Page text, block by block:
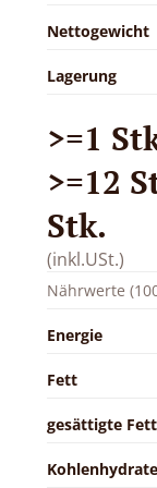
Nettogewicht
Lagerung
>=1
>=12
Stk.
(inkl.USt.)
Nährwerte
Energie
Fett
gesättigte
Kohlenhydrate